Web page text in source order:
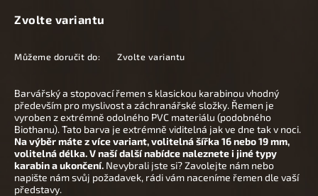
Zvolte variantu
Můžeme doručit do: Zvolte variantu
Barvářský a stopovací řemen s klasickou karabinou vhodný
především pro myslivost a záchranářské složky. Řemen je
vyroben z extrémně odolného PVC materiálu (podobného
Biothanu). Tato barva je extrémně viditelná jak ve dne tak v noci.
Na výběr máte z více variant, volitelná šířka 16 nebo 19 mm,
volitelná délka. V naší další nabídce naleznete i jiné typy
karabin a ukončení. Nevybrali jste si? Zavolejte nám nebo
napište nám svůj požadavek, rádi vám naceníme řemen dle vaší
představy.